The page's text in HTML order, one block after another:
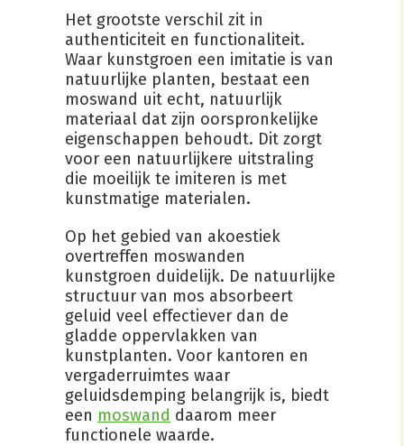
Het grootste verschil zit in
authenticiteit en functionaliteit.
Waar kunstgroen een imitatie is van
natuurlijke planten, bestaat een
moswand uit echt, natuurlijk
materiaal dat zijn oorspronkelijke
eigenschappen behoudt. Dit zorgt
voor een natuurlijkere uitstraling
die moeilijk te imiteren is met
kunstmatige materialen.
Op het gebied van akoestiek
overtreffen moswanden
kunstgroen duidelijk. De natuurlijke
structuur van mos absorbeert
geluid veel effectiever dan de
gladde oppervlakken van
kunstplanten. Voor kantoren en
vergaderruimtes waar
geluidsdemping belangrijk is, biedt
een moswand daarom meer
functionele waarde.